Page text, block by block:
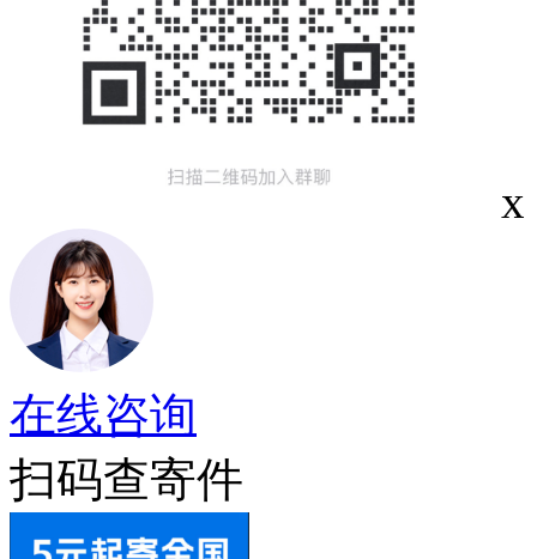
x
在线咨询
扫码查寄件